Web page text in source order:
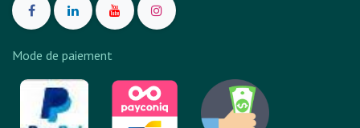
Mode de paiement